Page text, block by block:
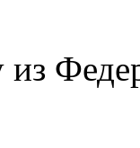
из